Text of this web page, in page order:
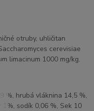
otruby, uhličitan
cerevisiae
limacinum 1000 mg/kg.
%, hrubá vláknina 14,5 %,
sodík 0,06 %, Sek 10